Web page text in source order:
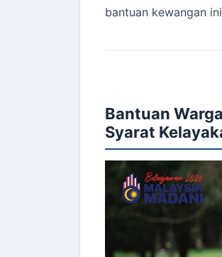
bantuan kewangan
Bantuan
Syarat